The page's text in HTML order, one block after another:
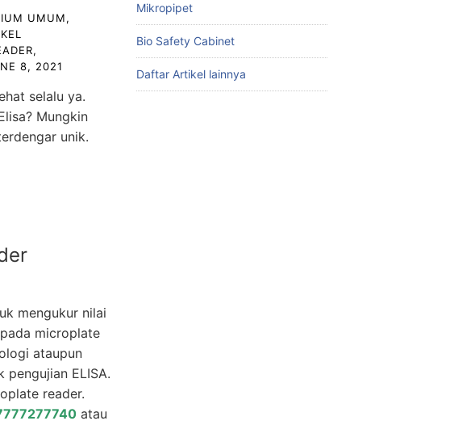
UMUM,
,
8, 2021
selalu ya.
Mungkin
unik.
mengukur nilai
microplate
ataupun
ELISA.
reader.
atau
Mikropipet
Bio Safety Cabinet
Daftar Artikel lainnya